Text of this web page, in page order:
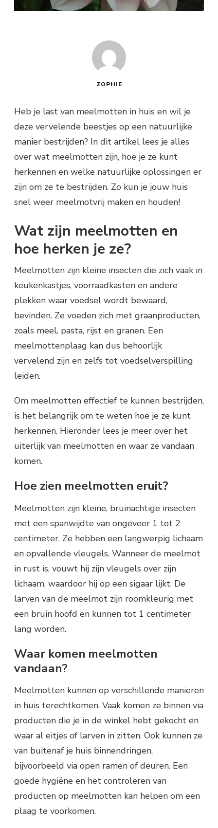
ZOPHIE
Heb je last van meelmotten in huis en wil je
deze vervelende beestjes op een natuurlijke
manier bestrijden? In dit artikel lees je alles
over wat meelmotten zijn, hoe je ze kunt
herkennen en welke natuurlijke oplossingen er
zijn om ze te bestrijden. Zo kun je jouw huis
snel weer meelmotvrij maken en houden!
Wat zijn meelmotten en
hoe herken je ze?
Meelmotten zijn kleine insecten die zich vaak in
keukenkastjes, voorraadkasten en andere
plekken waar voedsel wordt bewaard,
bevinden. Ze voeden zich met graanproducten,
zoals meel, pasta, rijst en granen. Een
meelmottenplaag kan dus behoorlijk
vervelend zijn en zelfs tot voedselverspilling
leiden.
Om meelmotten effectief te kunnen bestrijden,
is het belangrijk om te weten hoe je ze kunt
herkennen. Hieronder lees je meer over het
uiterlijk van meelmotten en waar ze vandaan
komen.
Hoe zien meelmotten eruit?
Meelmotten zijn kleine, bruinachtige insecten
met een spanwijdte van ongeveer 1 tot 2
centimeter. Ze hebben een langwerpig lichaam
en opvallende vleugels. Wanneer de meelmot
in rust is, vouwt hij zijn vleugels over zijn
lichaam, waardoor hij op een sigaar lijkt. De
larven van de meelmot zijn roomkleurig met
een bruin hoofd en kunnen tot 1 centimeter
lang worden.
Waar komen meelmotten
vandaan?
Meelmotten kunnen op verschillende manieren
in huis terechtkomen. Vaak komen ze binnen via
producten die je in de winkel hebt gekocht en
waar al eitjes of larven in zitten. Ook kunnen ze
van buitenaf je huis binnendringen,
bijvoorbeeld via open ramen of deuren. Een
goede hygiëne en het controleren van
producten op meelmotten kan helpen om een
plaag te voorkomen.